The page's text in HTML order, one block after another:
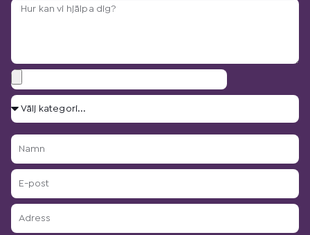
Arbetsbeskrivning?
Bilagor
Välj
Namn
E-
post
Adress